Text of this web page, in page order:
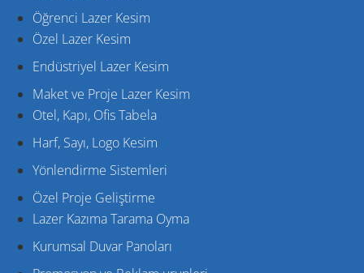
Öğrenci Lazer Kesim
Özel Lazer Kesim
Endüstriyel Lazer Kesim
Maket ve Proje Lazer Kesim
Otel, Kapı, Ofis Tabela
Harf, Sayı, Logo Kesim
Yönlendirme Sistemleri
Özel Proje Geliştirme
Lazer Kazıma Tarama Oyma
Kurumsal Duvar Panoları